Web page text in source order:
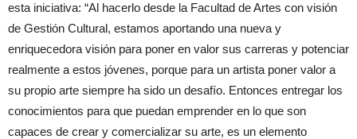
esta iniciativa: “Al hacerlo desde la Facultad de Artes con visión
de Gestión Cultural, estamos aportando una nueva y
enriquecedora visión para poner en valor sus carreras y potenciar
realmente a estos jóvenes, porque para un artista poner valor a
su propio arte siempre ha sido un desafío. Entonces entregar los
conocimientos para que puedan emprender en lo que son
capaces de crear y comercializar su arte, es un elemento